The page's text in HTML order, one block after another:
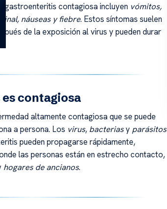
gastroenteritis contagiosa incluyen vómitos,
náuseas y fiebre. Estos síntomas suelen
de la exposición al virus y pueden durar
contagiosa
altamente contagiosa que se puede
a persona. Los virus, bacteriasy parásitos
pueden propagarse rápidamente,
las personas están en estrecho contacto,
hogares de ancianos.